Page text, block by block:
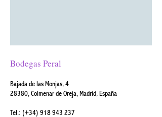
Bodegas Peral
Bajada de las Monjas, 4
28380, Colmenar de Oreja, Madrid, España
Tel.: (+34) 918 943 237